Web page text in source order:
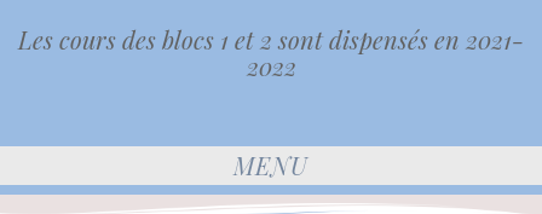
Les cours des blocs 1 et 2 sont dispensés en 2021-
2022
MENU